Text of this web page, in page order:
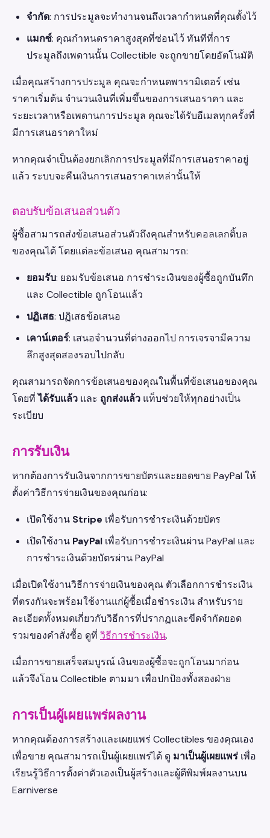
จำกัด: การประมูลจะทำงานจนถึงเวลากำหนดที่คุณตั้งไว้
แมกซ์: คุณกำหนดราคาสูงสุดที่ซ่อนไว้ ทันทีที่การ
ประมูลถึงเพดานนั้น Collectible จะถูกขายโดยอัตโนมัติ
เมื่อคุณสร้างการประมูล คุณจะกำหนดพารามิเตอร์ เช่น
ราคาเริ่มต้น จำนวนเงินที่เพิ่มขึ้นของการเสนอราคา และ
ระยะเวลาหรือเพดานการประมูล คุณจะได้รับอีเมลทุกครั้งที่
มีการเสนอราคาใหม่
หากคุณจำเป็นต้องยกเลิกการประมูลที่มีการเสนอราคาอยู่
แล้ว ระบบจะคืนเงินการเสนอราคาเหล่านั้นให้
ตอบรับข้อเสนอส่วนตัว
ผู้ซื้อสามารถส่งข้อเสนอส่วนตัวถึงคุณสำหรับคอลเลกติ้บล
ของคุณได้ โดยแต่ละข้อเสนอ คุณสามารถ:
ยอมรับ: ยอมรับข้อเสนอ การชำระเงินของผู้ซื้อถูกบันทึก
และ Collectible ถูกโอนแล้ว
ปฏิเสธ: ปฏิเสธข้อเสนอ
เคาน์เตอร์: เสนอจำนวนที่ต่างออกไป การเจรจามีความ
ลึกสูงสุดสองรอบไปกลับ
คุณสามารถจัดการข้อเสนอของคุณในพื้นที่ข้อเสนอของคุณ
โดยที่ได้รับแล้ว และ ถูกส่งแล้ว แท็บช่วยให้ทุกอย่างเป็น
ระเบียบ
การรับเงิน
หากต้องการรับเงินจากการขายบัตรและยอดขาย PayPal ให้
ตั้งค่าวิธีการจ่ายเงินของคุณก่อน:
เปิดใช้งาน Stripe เพื่อรับการชำระเงินด้วยบัตร
เปิดใช้งาน PayPal เพื่อรับการชำระเงินผ่าน PayPal และ
การชำระเงินด้วยบัตรผ่าน PayPal
เมื่อเปิดใช้งานวิธีการจ่ายเงินของคุณ ตัวเลือกการชำระเงิน
ที่ตรงกันจะพร้อมใช้งานแก่ผู้ซื้อเมื่อชำระเงิน สำหรับราย
ละเอียดทั้งหมดเกี่ยวกับวิธีการที่ปรากฏและขีดจำกัดยอด
รวมของคำสั่งซื้อ ดูที่ วิธีการชำระเงิน.
เมื่อการขายเสร็จสมบูรณ์ เงินของผู้ซื้อจะถูกโอนมาก่อน
แล้วจึงโอน Collectible ตามมา เพื่อปกป้องทั้งสองฝ่าย
การเป็นผู้เผยแพร่ผลงาน
หากคุณต้องการสร้างและเผยแพร่ Collectibles ของคุณเอง
เพื่อขาย คุณสามารถเป็นผู้เผยแพร่ได้ ดู มาเป็นผู้เผยแพร่ เพื่อ
เรียนรู้วิธีการตั้งค่าตัวเองเป็นผู้สร้างและผู้ตีพิมพ์ผลงานบน
Earniverse